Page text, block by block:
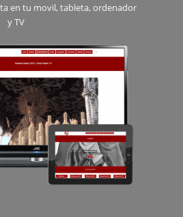
en tu movil, tableta, ordenador
y TV